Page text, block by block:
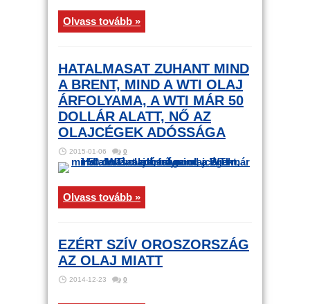
Olvass tovább »
HATALMASAT ZUHANT MIND
A BRENT, MIND A WTI OLAJ
ÁRFOLYAMA, A WTI MÁR 50
DOLLÁR ALATT, NŐ AZ
OLAJCÉGEK ADÓSSÁGA
2015-01-06 0
Olvass tovább »
EZÉRT SZÍV OROSZORSZÁG
AZ OLAJ MIATT
2014-12-23 0